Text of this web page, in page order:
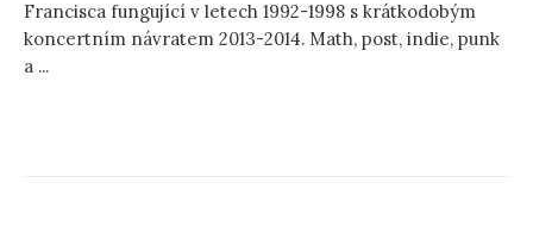
Francisca fungující v letech 1992-1998 s krátkodobým
koncertním návratem 2013-2014. Math, post, indie, punk
a ...